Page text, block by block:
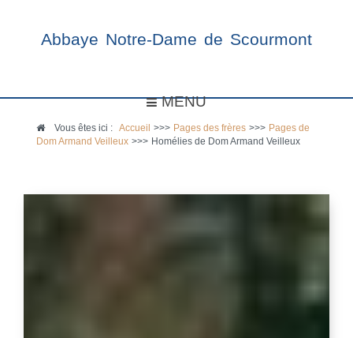
Abbaye Notre-Dame de Scourmont
MENU
Vous êtes ici :Accueil >>> Pages des frères >>> Pages de
Dom Armand Veilleux >>> Homélies de Dom Armand Veilleux